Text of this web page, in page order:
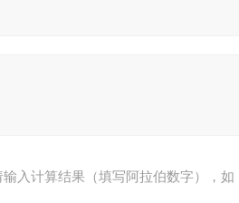
输入计算结果（填写阿拉伯数字），如